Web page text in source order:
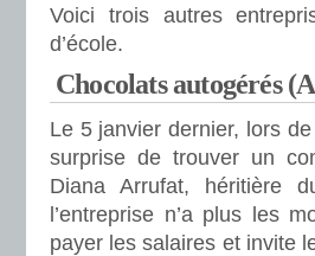
Voici trois autres
d’école.
Chocolats autogérés
Le 5 janvier dernier, lors
surprise de trouver un
Diana Arrufat, héritière
l’entreprise n’a plus les
payer les salaires et invite